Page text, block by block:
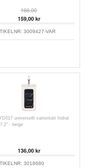
166,00
159,00kr
3009427-VAR
universellt vattentätt fodral
- beige
136,00kr
3018680